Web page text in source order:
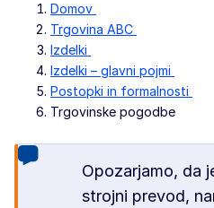
Domov
Trgovina ABC
Izdelki
Izdelki – glavni pojmi
Postopki in formalnosti
Trgovinske pogodbe
Opozarjamo, da
strojni prevod,